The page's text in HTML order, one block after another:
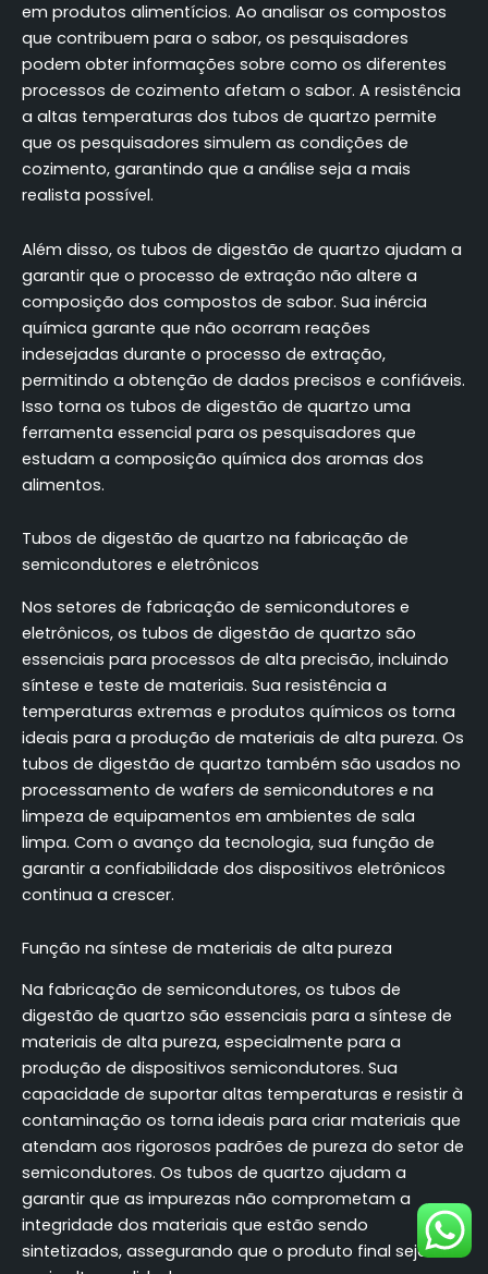
em produtos alimentícios. Ao analisar os compostos
que contribuem para o sabor, os pesquisadores
podem obter informações sobre como os diferentes
processos de cozimento afetam o sabor. A resistência
a altas temperaturas dos tubos de quartzo permite
que os pesquisadores simulem as condições de
cozimento, garantindo que a análise seja a mais
realista possível.
Além disso, os tubos de digestão de quartzo ajudam a
garantir que o processo de extração não altere a
composição dos compostos de sabor. Sua inércia
química garante que não ocorram reações
indesejadas durante o processo de extração,
permitindo a obtenção de dados precisos e confiáveis.
Isso torna os tubos de digestão de quartzo uma
ferramenta essencial para os pesquisadores que
estudam a composição química dos aromas dos
alimentos.
Tubos de digestão de quartzo na fabricação de
semicondutores e eletrônicos
Nos setores de fabricação de semicondutores e
eletrônicos, os tubos de digestão de quartzo são
essenciais para processos de alta precisão, incluindo
síntese e teste de materiais. Sua resistência a
temperaturas extremas e produtos químicos os torna
ideais para a produção de materiais de alta pureza. Os
tubos de digestão de quartzo também são usados no
processamento de wafers de semicondutores e na
limpeza de equipamentos em ambientes de sala
limpa. Com o avanço da tecnologia, sua função de
garantir a confiabilidade dos dispositivos eletrônicos
continua a crescer.
Função na síntese de materiais de alta pureza
Na fabricação de semicondutores, os tubos de
digestão de quartzo são essenciais para a síntese de
materiais de alta pureza, especialmente para a
produção de dispositivos semicondutores. Sua
capacidade de suportar altas temperaturas e resistir à
contaminação os torna ideais para criar materiais que
atendam aos rigorosos padrões de pureza do setor de
semicondutores. Os tubos de quartzo ajudam a
garantir que as impurezas não comprometam a
integridade dos materiais que estão sendo
sintetizados, assegurando que o produto final seja da